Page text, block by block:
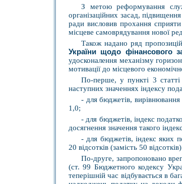
З метою реформування
організаційних засад,
ради висловив прохання
місцеве самоврядування нової
Також надано ряд
України щодо фінансового
удосконалення механізму
мотивації до місцевого
По-перше, у пункті 3
наступних значеннях індексу
- для бюджетів,
1,0;
- для бюджетів, індекс
досягнення значення такого
- для бюджетів, індекс яких
20 відсотків (замість 50
По-друге, запропоновано
(ст. 99 Бюджетного кодексу
теперішній час відбувається в